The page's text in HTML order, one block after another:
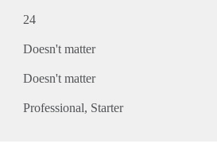
24
Doesn't matter
Doesn't matter
Professional Starter